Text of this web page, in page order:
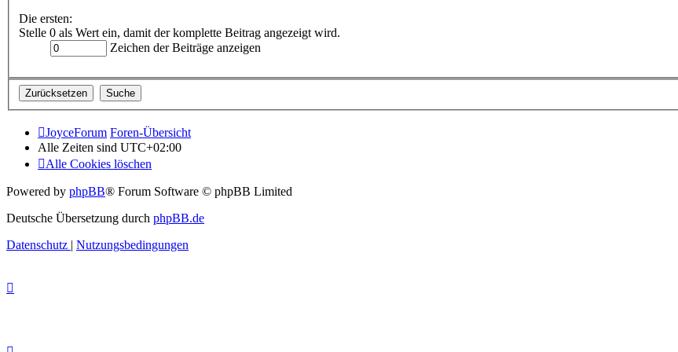
Die ersten:
Stelle 0 als Wert ein, damit der komplette Beitrag angezeigt wird.
Zeichen der Beiträge anzeigen
JoyceForum Foren-Übersicht
Alle Zeiten sind UTC+02:00
Alle Cookies löschen
Powered by phpBB® Forum Software © phpBB Limited
Deutsche Übersetzung durch phpBB.de
Datenschutz | Nutzungsbedingungen